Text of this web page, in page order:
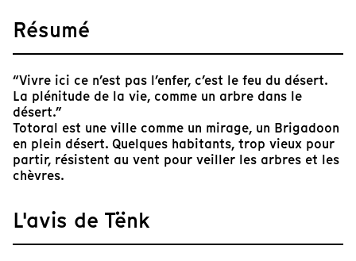
Résumé
“Vivre ici ce n’est pas l’enfer, c’est le feu du désert.
La plénitude de la vie, comme un arbre dans le
désert.”
Totoral est une ville comme un mirage, un Brigadoon
en plein désert. Quelques habitants, trop vieux pour
partir, résistent au vent pour veiller les arbres et les
chèvres.
L'avis de Tënk